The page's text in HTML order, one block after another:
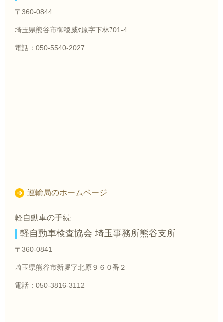
〒360-0844
埼玉県熊谷市御稜威ｹ原字下林701-4
電話：050-5540-2027
運輸局のホームページ
軽自動車の手続
軽自動車検査協会 埼玉事務所熊谷支所
〒360-0841
埼玉県熊谷市新堀字北原９６０番２
電話：050-3816-3112